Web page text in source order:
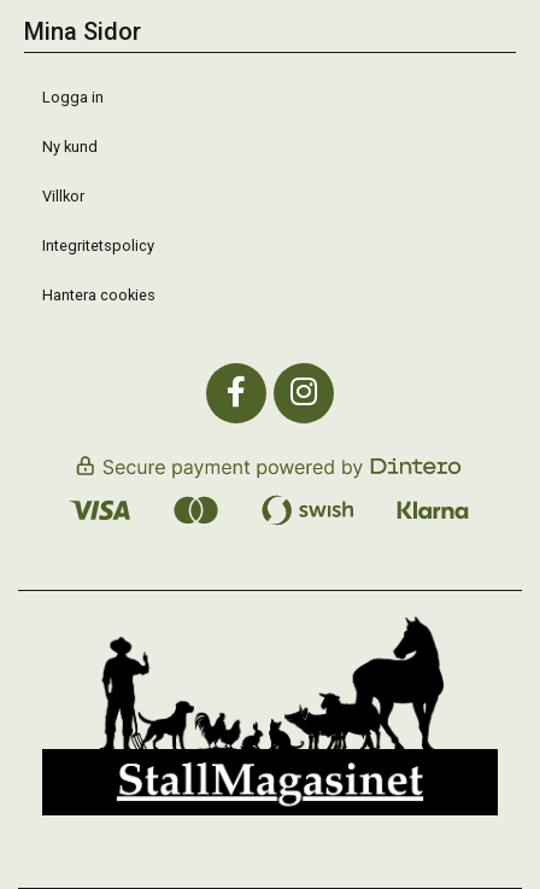
Mina Sidor
Logga in
Ny kund
Villkor
Integritetspolicy
Hantera cookies